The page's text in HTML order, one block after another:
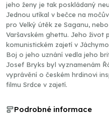
jeho ženy je tak poskládaný
Jednou utíkal v bečce na
pro Velký útěk ze Saganu,
Varšavském ghettu. Jeho život
komunistickém zajetí v
Boj o jeho uznání vedla jeho
Josef Bryks byl vyznamenám
vyprávění o českém hrdinovi
filmu Srdce v zajetí.
Podrobné informace